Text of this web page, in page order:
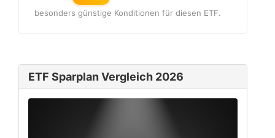
besonders günstige Konditionen für diesen ETF.
ETF Sparplan Vergleich 2026